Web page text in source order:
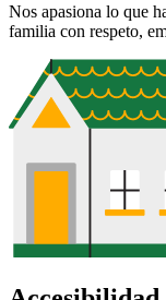
Nos apasiona lo que
familia con respeto,